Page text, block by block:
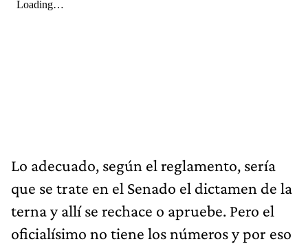
Lo adecuado, según el reglamento, sería
que se trate en el Senado el dictamen de la
terna y allí se rechace o apruebe. Pero el
oficialísimo no tiene los números y por eso